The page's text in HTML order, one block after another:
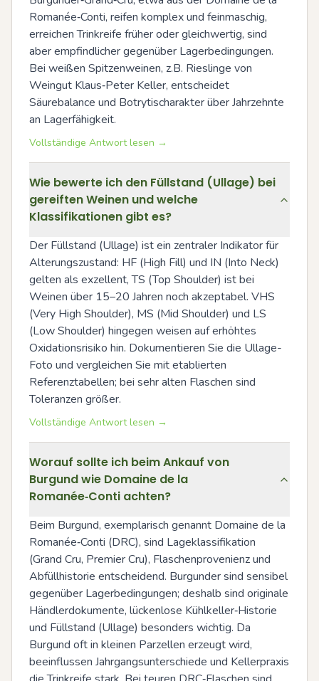
Romanée‑Conti, reifen komplex und feinmaschig,
erreichen Trinkreife früher oder gleichwertig, sind
aber empfindlicher gegenüber Lagerbedingungen.
Bei weißen Spitzenweinen, z.B. Rieslinge von
Weingut Klaus‑Peter Keller, entscheidet
Säurebalance und Botrytischarakter über Jahrzehnte
an Lagerfähigkeit.
Vollständige Antwort lesen →
Wie bewerte ich den Füllstand (Ullage) bei
gereiften Weinen und welche
Klassifikationen gibt es?
Der Füllstand (Ullage) ist ein zentraler Indikator für
Alterungszustand: HF (High Fill) und IN (Into Neck)
gelten als exzellent, TS (Top Shoulder) ist bei
Weinen über 15–20 Jahren noch akzeptabel. VHS
(Very High Shoulder), MS (Mid Shoulder) und LS
(Low Shoulder) hingegen weisen auf erhöhtes
Oxidationsrisiko hin. Dokumentieren Sie die Ullage-
Foto und vergleichen Sie mit etablierten
Referenztabellen; bei sehr alten Flaschen sind
Toleranzen größer.
Vollständige Antwort lesen →
Worauf sollte ich beim Ankauf von
Burgund wie Domaine de la
Romanée‑Conti achten?
Beim Burgund, exemplarisch genannt Domaine de la
Romanée‑Conti (DRC), sind Lageklassifikation
(Grand Cru, Premier Cru), Flaschenprovenienz und
Abfüllhistorie entscheidend. Burgunder sind sensibel
gegenüber Lagerbedingungen; deshalb sind originale
Händlerdokumente, lückenlose Kühlkeller‑Historie
und Füllstand (Ullage) besonders wichtig. Da
Burgund oft in kleinen Parzellen erzeugt wird,
beeinflussen Jahrgangsunterschiede und Kellerpraxis